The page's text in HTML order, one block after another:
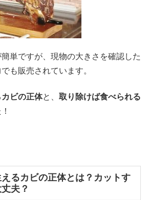
単ですが、現物の大きさを確認した
でも販売されています。
カビの正体と、 取り除けば食べられる
るカビの正体とは？カットす
夫？